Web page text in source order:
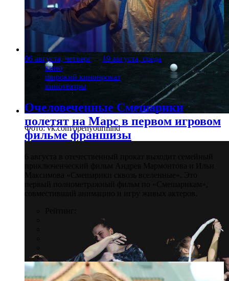
Фото: vk.com/openyourmind
06 августа, четверг - 19 августа, среда
кино
широкий кинопрокат
кинотеатры
Очеловеченные Смешарики
полетят на Марс в первом игровом
фильме франшизы